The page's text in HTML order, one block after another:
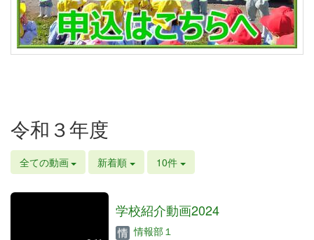
令和３年度
全ての動画 新着順 10件
学校紹介動画2024
情報部１